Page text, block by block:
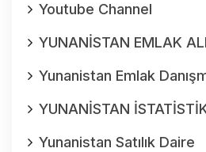
Youtube Channel
YUNANİSTAN EMLAK
Yunanistan Emlak
YUNANİSTAN
Yunanistan Satılık Daire